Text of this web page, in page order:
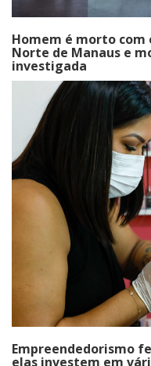
Homem é morto
Norte de Manaus e
investigada
Empreendedorismo
elas investem em